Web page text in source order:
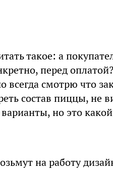
такое: а
перед
смотрю что
состав пиццы, не
но это
на работу